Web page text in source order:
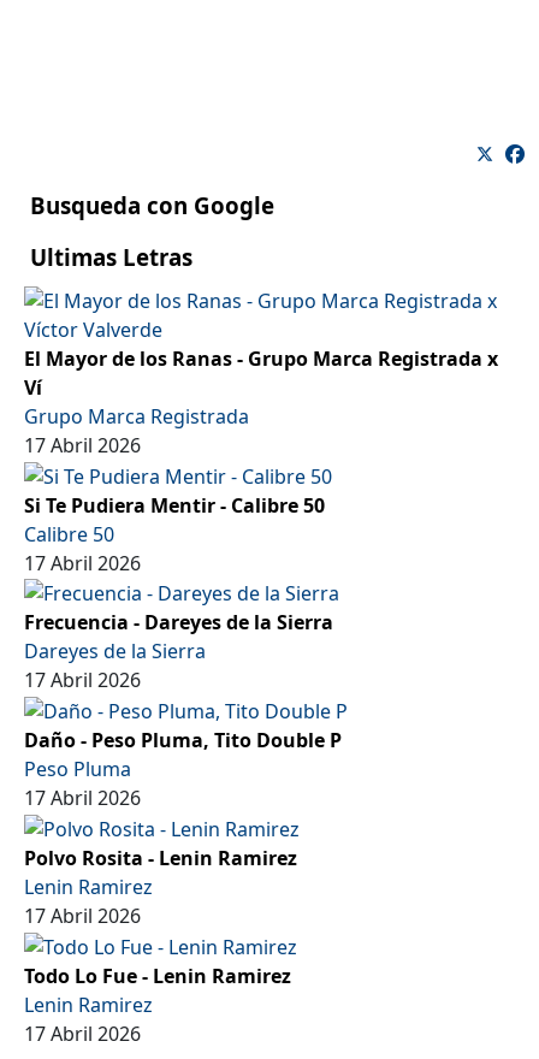
Busqueda con Google
Ultimas Letras
El Mayor de los Ranas - Grupo Marca Registrada x
Ví
Grupo Marca Registrada
17 Abril 2026
Si Te Pudiera Mentir - Calibre 50
Calibre 50
17 Abril 2026
Frecuencia - Dareyes de la Sierra
Dareyes de la Sierra
17 Abril 2026
Daño - Peso Pluma, Tito Double P
Peso Pluma
17 Abril 2026
Polvo Rosita - Lenin Ramirez
Lenin Ramirez
17 Abril 2026
Todo Lo Fue - Lenin Ramirez
Lenin Ramirez
17 Abril 2026